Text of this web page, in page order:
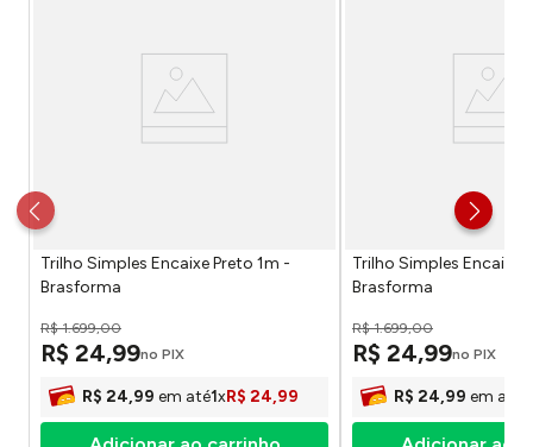
Trilho Simples Encaixe Preto 1m -
Brasforma
R$ 1.699,00
R$ 24,99no PIX
R$ 24,99 em até1xR$ 24,99
Trilho Simples Encaixe
Brasforma
R$ 1.699,00
R$ 24,99no PIX
R$ 24,99 em até